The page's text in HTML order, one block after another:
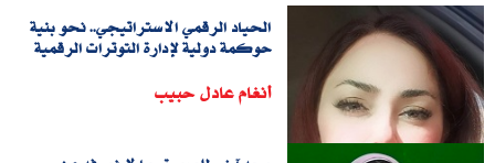
الحياد الرقمي الاستراتيجي.. نحو بنية
حوكمة دولية لإدارة التوترات الرقمية
أنغام عادل حبيب